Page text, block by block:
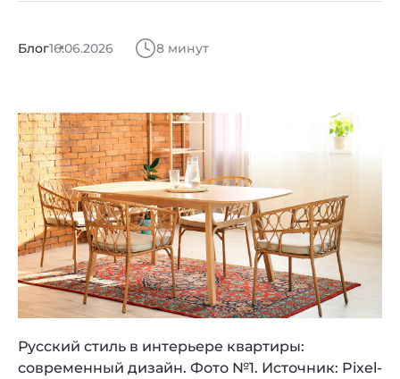
Блог16.06.2026 8 минут
Русский стиль в интерьере квартиры:
современный дизайн. Фото №1. Источник: Pixel-